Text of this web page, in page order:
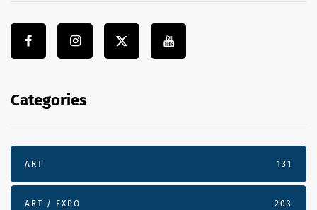
Categories
ART 131
ART / EXPO 203